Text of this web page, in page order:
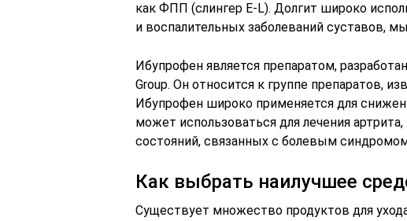
как ФПП (слингер E-L). Долгит широко
и воспалительных заболеваний суставов,
Ибупрофен является препаратом,
Group. Он относится к группе препаратов,
Ибупрофен широко применяется для
может использоваться для лечения
состояний, связанных с болевым
Как выбрать наилучшее
Существует множество продуктов для